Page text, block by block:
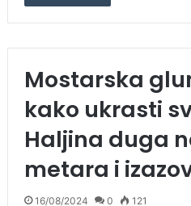
Mostarska
kako ukrasti
Haljina duga
metara i
16/08/2024 0 121